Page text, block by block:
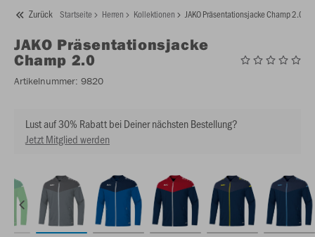
Zurück Startseite Herren Kollektionen JAKO Präsentationsjacke Champ 2.0
JAKO Präsentationsjacke
Champ 2.0
Artikelnummer: 9820
Lust auf 30% Rabatt bei Deiner nächsten Bestellung?
Jetzt Mitglied werden